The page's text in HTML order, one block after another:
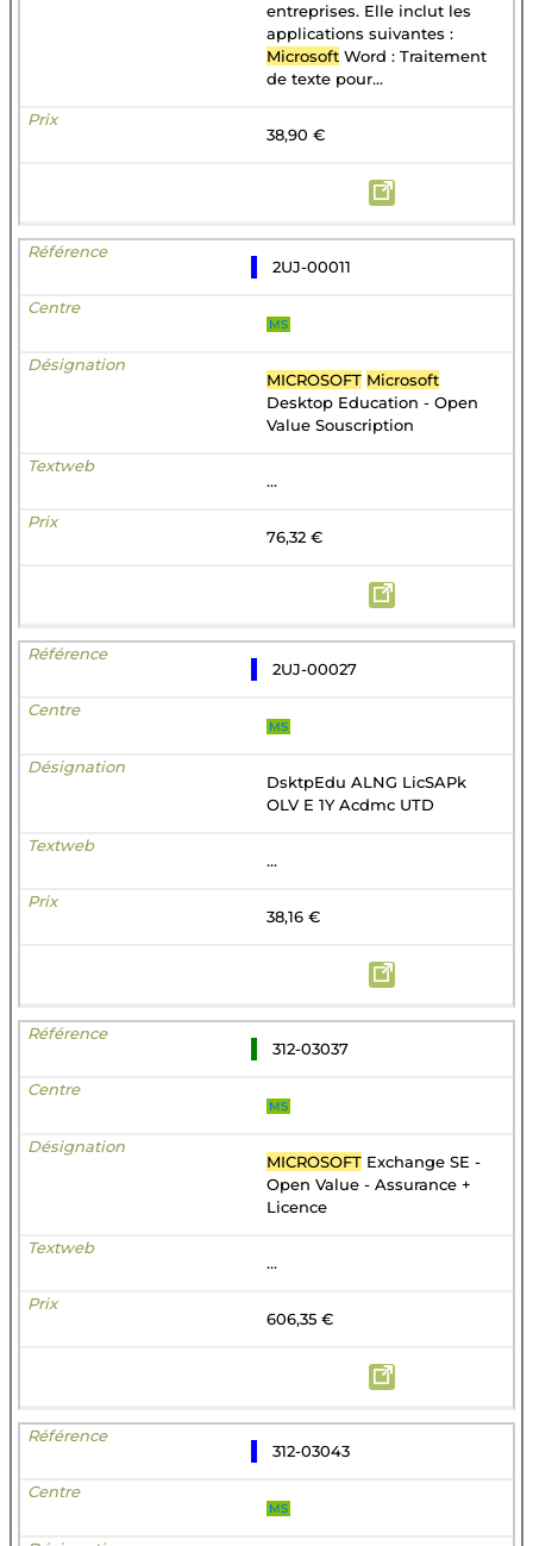
entreprises. Elle inclut les
applications suivantes :
Microsoft Word : Traitement
de texte pour...
38,90 €
2UJ-00011
MS
MICROSOFT Microsoft
Desktop Education - Open
Value Souscription
...
76,32 €
2UJ-00027
MS
DsktpEdu ALNG LicSAPk
OLV E 1Y Acdmc UTD
...
38,16 €
312-03037
MS
MICROSOFT Exchange SE -
Open Value - Assurance +
Licence
...
606,35 €
312-03043
MS